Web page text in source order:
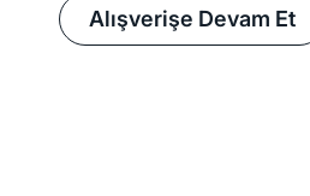
Alışverişe Devam Et